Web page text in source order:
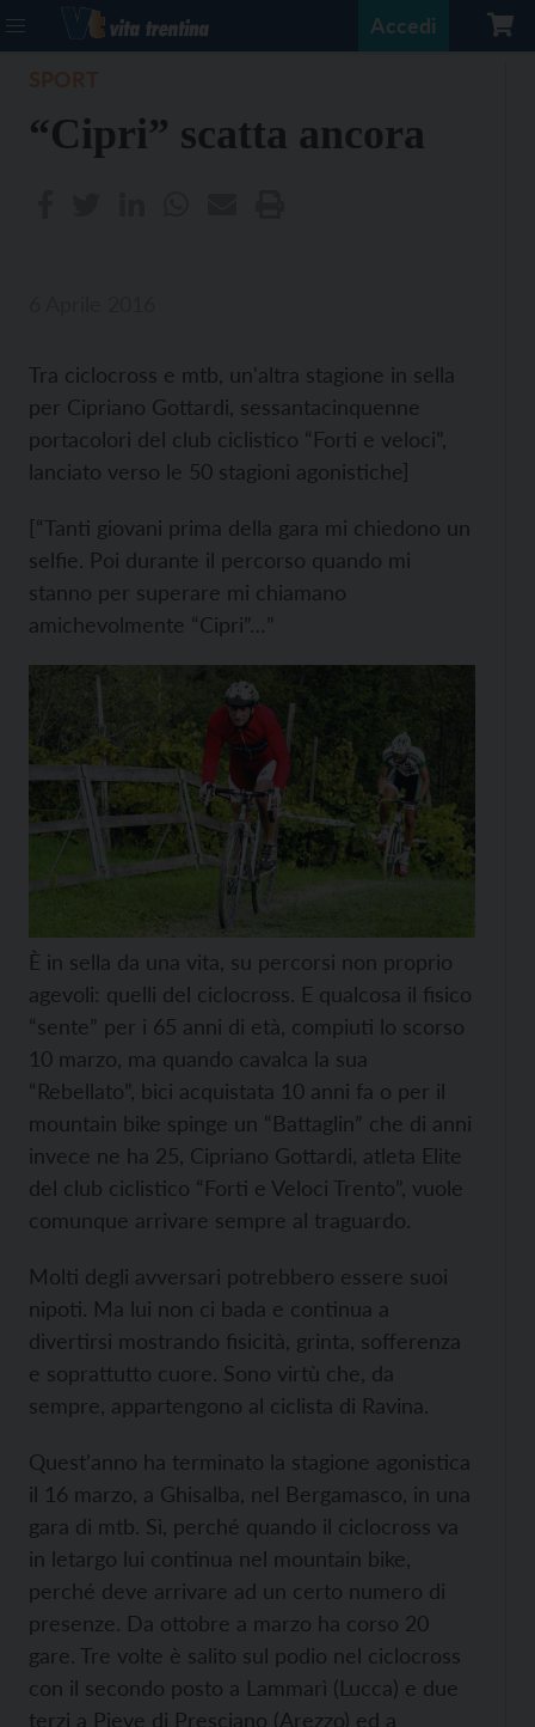
Accedi
“Cipri” scatta ancora
Tra ciclocross e mtb, un'altra stagione in sella
per Cipriano Gottardi, sessantacinquenne
portacolori del club ciclistico “Forti e veloci”,
lanciato verso le 50 stagioni agonistiche]
[“Tanti giovani prima della gara mi chiedono un
selfie. Poi durante il percorso quando mi
stanno per superare mi chiamano
amichevolmente “Cipri”…”
È in sella da una vita, su percorsi non proprio
agevoli: quelli del ciclocross. E qualcosa il fisico
“sente” per i 65 anni di età, compiuti lo scorso
10 marzo, ma quando cavalca la sua
“Rebellato”, bici acquistata 10 anni fa o per il
mountain bike spinge un “Battaglin” che di anni
invece ne ha 25, Cipriano Gottardi, atleta Elite
del club ciclistico “Forti e Veloci Trento”, vuole
comunque arrivare sempre al traguardo.
Molti degli avversari potrebbero essere suoi
nipoti. Ma lui non ci bada e continua a
divertirsi mostrando fisicità, grinta, sofferenza
e soprattutto cuore. Sono virtù che, da
sempre, appartengono al ciclista di Ravina.
Quest’anno ha terminato la stagione agonistica
il 16 marzo, a Ghisalba, nel Bergamasco, in una
gara di mtb. Sì, perché quando il ciclocross va
in letargo lui continua nel mountain bike,
perché deve arrivare ad un certo numero di
presenze. Da ottobre a marzo ha corso 20
gare. Tre volte è salito sul podio nel ciclocross
con il secondo posto a Lammarì (Lucca) e due
terzi a Pieve di Presciano (Arezzo) ed a